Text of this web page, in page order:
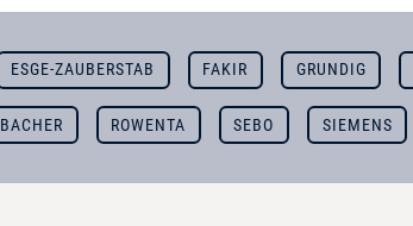
ESGE-ZAUBERSTAB FAKIR GRUNDIG
ROWENTA SEBO SIEMENS